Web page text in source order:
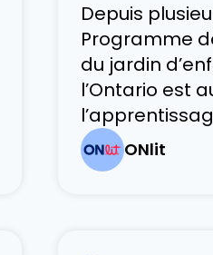
Depuis
Programme
du jardin
l’Ontario est
enfants. Il
quatre
ONlit